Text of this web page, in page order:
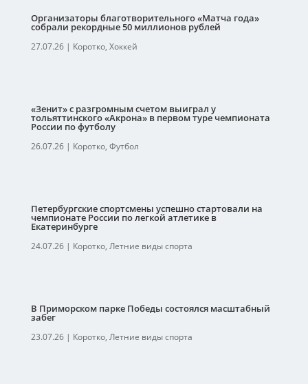
Организаторы благотворительного «Матча года»
собрали рекордные 50 миллионов рублей
27.07.26| Коротко, Хоккей
«Зенит» с разгромным счетом выиграл у
тольяттинского «Акрона» в первом туре чемпионата
России по футболу
26.07.26| Коротко, Футбол
Петербургские спортсмены успешно стартовали на
чемпионате России по легкой атлетике в
Екатеринбурге
24.07.26| Коротко, Летние виды спорта
В Приморском парке Победы состоялся масштабный
забег
23.07.26| Коротко, Летние виды спорта